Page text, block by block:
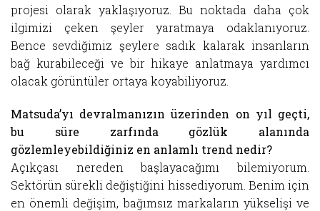
projesi olarak yaklaşıyoruz. Bu noktada daha çok
ilgimizi çeken şeyler yaratmaya odaklanıyoruz.
Bence sevdiğimiz şeylere sadık kalarak insanların
bağ kurabileceği ve bir hikaye anlatmaya yardımcı
olacak görüntüler ortaya koyabiliyoruz.
Matsuda’yı devralmanızın üzerinden on yıl geçti,
bu süre zarfında gözlük alanında
gözlemleyebildiğiniz en anlamlı trend nedir?
Açıkçası nereden başlayacağımı bilemiyorum.
Sektörün sürekli değiştiğini hissediyorum. Benim için
en önemli değişim, bağımsız markaların yükselişi ve